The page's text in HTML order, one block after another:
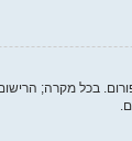
בכל מקרה;